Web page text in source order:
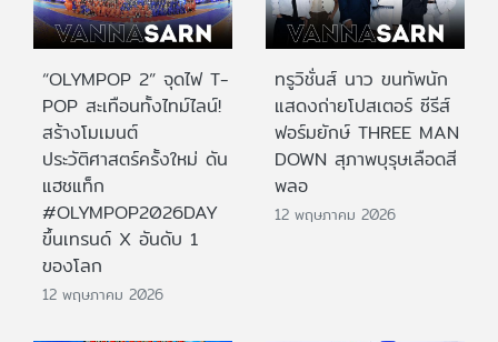
“OLYMPOP 2” จุดไฟ T-
POP สะเทือนทั้งไทม์ไลน์!
สร้างโมเมนต์
ประวัติศาสตร์ครั้งใหม่ ดัน
แฮชแท็ก
#OLYMPOP2026DAY
ขึ้นเทรนด์ X อันดับ 1
ของโลก
12 พฤษภาคม 2026
ทรูวิชั่นส์ นาว ขนทัพนัก
แสดงถ่ายโปสเตอร์ ซีรีส์
ฟอร์มยักษ์ THREE MAN
DOWN สุภาพบุรุษเลือดสี
พลอ
12 พฤษภาคม 2026